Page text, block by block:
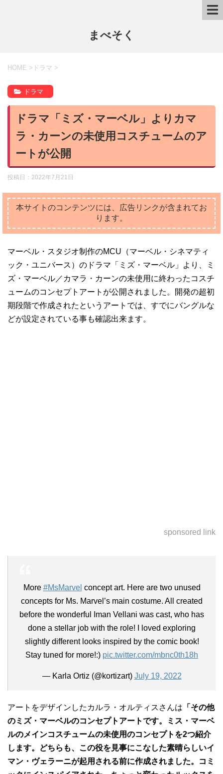
まべそく
HOME > ドラマ >
ドラマ
ドラマ「ミズ・マーベル」よりカマ
ラ・カーンの未使用コスチュームのア
ートが公開
投稿日： 2022年7月21日
本サイトのコンテンツには、広告リンクが含まれてお
ります。
マーベル・スタジオ制作のMCU（マーベル・シネマティ
ック・ユニバース）のドラマ「ミズ・マーベル」より、ミ
ズ・マーベル／カマラ・カーンの未使用に終わったコスチ
ュームのコンセプトアートが公開されました。開発の超初
期段階で作成されたというアートでは、すでにバングルな
どが設定されている事も確認出来ます。
sponsored link
More #MsMarvel concept art. Here are two unused
concepts for Ms. Marvel’s main costume. All created
before the wonderful Iman Vellani was cast, who has
done a stellar job with the role! I loved exploring
slightly different looks inspired by the comic book!
Stay tuned for more!:) pic.twitter.com/mbnc0th18h
— Karla Ortiz (@kortizart) July 19, 2022
アートをデザインしたカルラ・オルティスさんは 「その他
のミズ・マーベルのコンセプトアートです。ミス・マーベ
ルのメインコスチュームの未使用のコンセプトを2つ紹介
します。どちらも、この役を見事にこなした素晴らしいイ
マン・ヴェラーニが起用される前に作成されました。コミ